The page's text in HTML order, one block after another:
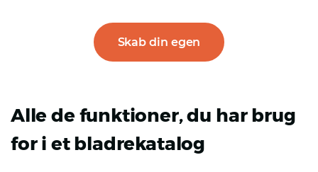
Skab din egen
Alle de funktioner, du har brug
for i et bladrekatalog